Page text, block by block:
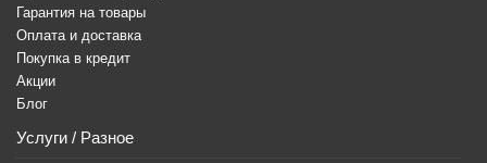
Гарантия на товары
Оплата и доставка
Покупка в кредит
Акции
Блог
Услуги / Разное